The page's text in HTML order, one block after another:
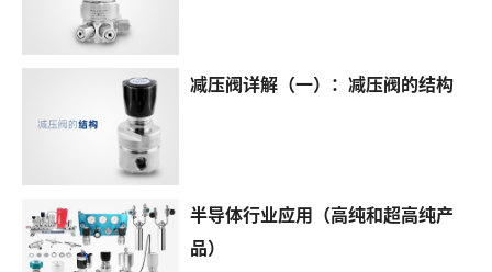
减压阀详解（一）：减压阀的结构
半导体行业应用（高纯和超高纯产
品）